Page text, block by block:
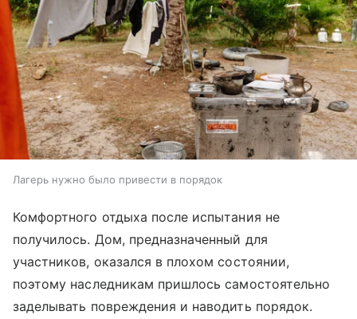
Лагерь нужно было привести в порядок
Комфортного отдыха после испытания не
получилось. Дом, предназначенный для
участников, оказался в плохом состоянии,
поэтому наследникам пришлось самостоятельно
заделывать повреждения и наводить порядок.